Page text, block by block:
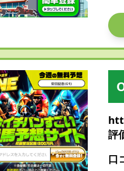
評
口